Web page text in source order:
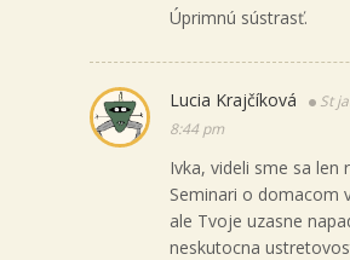
Úprimnú sústrasť.
Lucia Krajčíková
St
8:44 pm
Ivka, videli sme sa len
Seminari o domacom
ale Tvoje uzasne
neskutocna